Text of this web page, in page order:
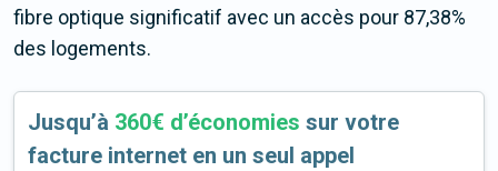
fibre optique significatif avec un accès pour 87,38%
des logements.
Jusqu’à 360€ d’économies sur votre
facture internet en un seul appel